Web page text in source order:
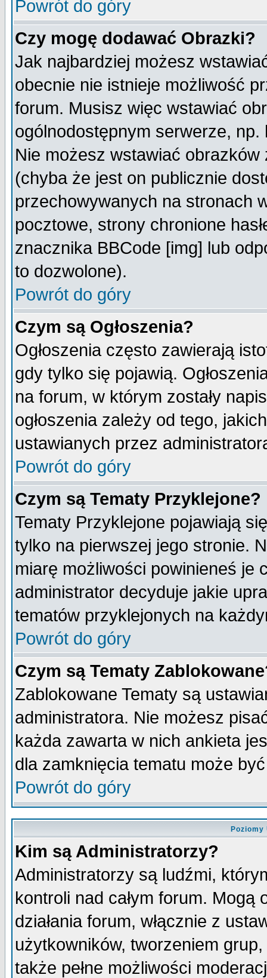
Powrót do góry
Czy mogę dodawać Obrazki?
Jak najbardziej możesz
obecnie nie istnieje możliwość
forum. Musisz więc wstawiać
ogólnodostępnym serwerze,
Nie możesz wstawiać
(chyba że jest on publicznie
przechowywanych na stronach
pocztowe, strony chronione
znacznika BBCode [img] lub
to dozwolone).
Powrót do góry
Czym są Ogłoszenia?
Ogłoszenia często zawierają
gdy tylko się pojawią.
na forum, w którym zostały
ogłoszenia zależy od tego,
ustawianych przez
Powrót do góry
Czym są Tematy Przyklejone?
Tematy Przyklejone pojawiają
tylko na pierwszej jego stronie.
miarę możliwości powinieneś je
administrator decyduje jakie
tematów przyklejonych na
Powrót do góry
Czym są Tematy
Zablokowane Tematy są
administratora. Nie możesz
każda zawarta w nich ankieta
dla zamknięcia tematu może
Powrót do góry
Kim są Administratorzy?
Administratorzy są ludźmi,
kontroli nad całym forum.
działania forum, włącznie z
użytkowników, tworzeniem
także pełne możliwości